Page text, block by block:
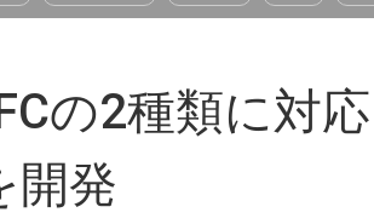
の2種類に対
開発